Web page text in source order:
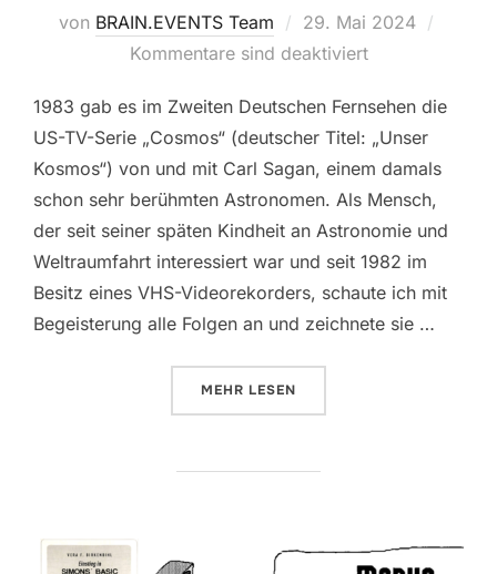
von BRAIN.EVENTS Team
Veröffentlicht
am
29. Mai 2024
Kommentare sind deaktiviert
1983 gab es im Zweiten Deutschen Fernsehen die
US-TV-Serie „Cosmos“ (deutscher Titel: „Unser
Kosmos“) von und mit Carl Sagan, einem damals
schon sehr berühmten Astronomen. Als Mensch,
der seit seiner späten Kindheit an Astronomie und
Weltraumfahrt interessiert war und seit 1982 im
Besitz eines VHS-Videorekorders, schaute ich mit
Begeisterung alle Folgen an und zeichnete sie …
MEHR ÜBER „RAINER ||| DIE
LESEN